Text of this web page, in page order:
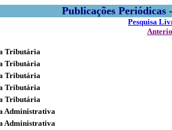
Publicações
Pesquisa
Tributária
Tributária
Tributária
Tributária
Tributária
Administrativa
Administrativa